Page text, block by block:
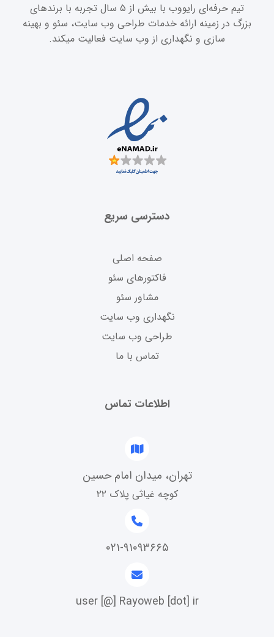
تیم حرفه‌ای رایووب با بیش از ۵ سال تجربه با برندهای
بزرگ در زمینه ارائه خدمات طراحی وب سایت، سئو و بهینه
سازی و نگهداری از وب سایت فعالیت میکند.
دسترسی سریع
صفحه اصلی
فاکتورهای سئو
مشاور سئو
نگهداری وب سایت
طراحی وب سایت
تماس با ما
اطلاعات تماس
تهران، میدان امام حسین
کوچه غیاثی پلاک ۲۲
۰۲۱-۹۱۰۹۳۶۶۵
user [@] Rayoweb [dot] ir